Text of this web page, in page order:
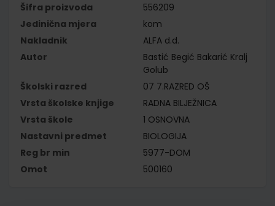
Šifra proizvoda
556209
Jedinična mjera
kom
Nakladnik
ALFA d.d.
Autor
Bastić Begić Bakarić Kralj
Golub
Školski razred
07 7.RAZRED OŠ
Vrsta školske knjige
RADNA BILJEŽNICA
Vrsta škole
1 OSNOVNA
Nastavni predmet
BIOLOGIJA
Reg br min
5977-DOM
Omot
500160